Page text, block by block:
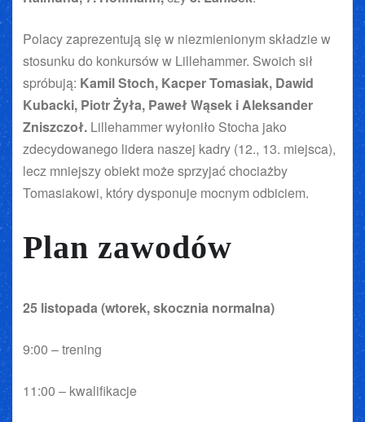
Polacy zaprezentują się w niezmienionym składzie w
stosunku do konkursów w Lillehammer. Swoich sił
spróbują: Kamil Stoch, Kacper Tomasiak, Dawid
Kubacki, Piotr Żyła, Paweł Wąsek i Aleksander
Zniszczoł. Lillehammer wyłoniło Stocha jako
zdecydowanego lidera naszej kadry (12., 13. miejsca),
lecz mniejszy obiekt może sprzyjać chociażby
Tomasiakowi, który dysponuje mocnym odbiciem.
Plan zawodów
25 listopada (wtorek, skocznia normalna)
9:00 – trening
11:00 – kwalifikacje